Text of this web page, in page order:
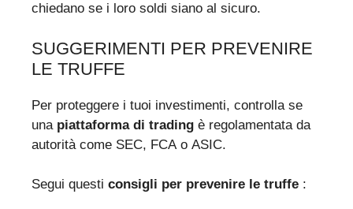
chiedano se i loro soldi siano al sicuro.
SUGGERIMENTI PER PREVENIRE
LE TRUFFE
Per proteggere i tuoi investimenti, controlla se
una piattaforma di trading è regolamentata da
autorità come SEC, FCA o ASIC.
Segui questi consigli per prevenire le truffe :